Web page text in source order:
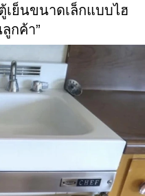
เย็นขนาดเล็กแบบไฮ
กค้า”